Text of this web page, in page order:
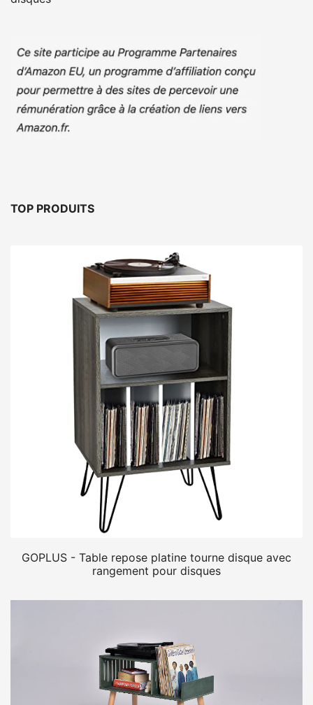
TOP PRODUITS
GOPLUS - Table repose platine tourne disque avec
rangement pour disques